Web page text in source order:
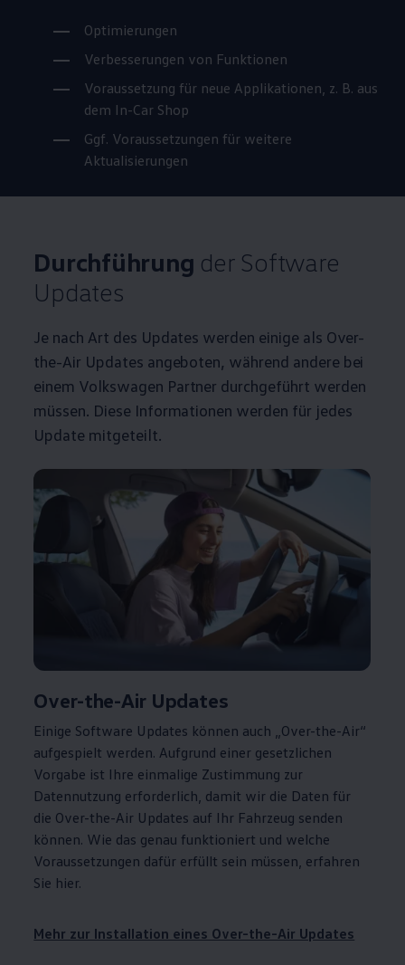
Optimierungen
Verbesserungen von Funktionen
Voraussetzung für neue Applikationen, z. B. aus
dem In-Car Shop
Ggf. Voraussetzungen für weitere
Aktualisierungen
Durchführung der Software
Updates
Je nach Art des Updates werden einige als Over-
the-Air Updates angeboten, während andere bei
einem Volkswagen Partner durchgeführt werden
müssen. Diese Informationen werden für jedes
Update mitgeteilt.
Over-the-Air Updates
Einige Software Updates können auch „Over-the-Air“
aufgespielt werden. Aufgrund einer gesetzlichen
Vorgabe ist Ihre einmalige Zustimmung zur
Datennutzung erforderlich, damit wir die Daten für
die Over-the-Air Updates auf Ihr Fahrzeug senden
können. Wie das genau funktioniert und welche
Voraussetzungen dafür erfüllt sein müssen, erfahren
Sie hier.
Mehr zur Installation eines Over-the-Air Updates